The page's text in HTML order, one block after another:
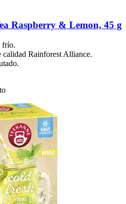
Raspberry & Lemon, 45 g
frío.
calidad Rainforest Alliance.